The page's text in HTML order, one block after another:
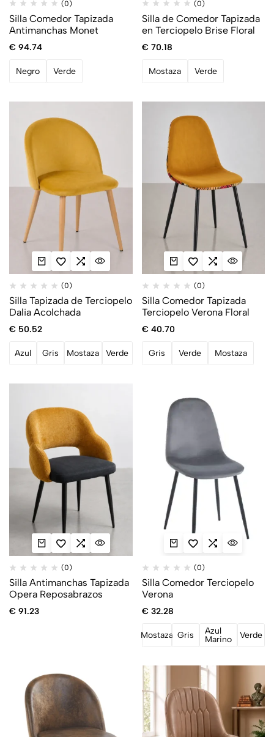
(0)
Silla Comedor Tapizada
Antimanchas Monet
€ 94.74
Negro Verde
(0)
Silla de Comedor Tapizada
en Terciopelo Brise Floral
€ 70.18
Mostaza Verde
(0)
Silla Tapizada de Terciopelo
Dalia Acolchada
€ 50.52
Azul Gris Mostaza Verde
(0)
Silla Comedor Tapizada
Terciopelo Verona Floral
€ 40.70
Gris Verde Mostaza
(0)
Silla Antimanchas Tapizada
Opera Reposabrazos
€ 91.23
(0)
Silla Comedor Terciopelo
Verona
€ 32.28
Mostaza Gris
Azul
Marino
Verde